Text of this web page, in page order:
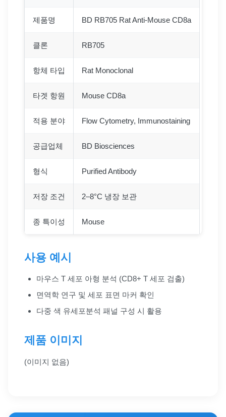
제품명 BD RB705 Rat Anti-Mouse CD8a
클론 RB705
항체 타입 Rat Monoclonal
타겟 항원 Mouse CD8a
적용 분야 Flow Cytometry, Immunostaining
공급업체 BD Biosciences
형식 Purified Antibody
저장 조건 2–8°C 냉장 보관
종 특이성 Mouse
사용 예시
마우스 T 세포 아형 분석 (CD8+ T 세포 검출)
면역학 연구 및 세포 표면 마커 확인
다중 색 유세포분석 패널 구성 시 활용
제품 이미지
(이미지 없음)